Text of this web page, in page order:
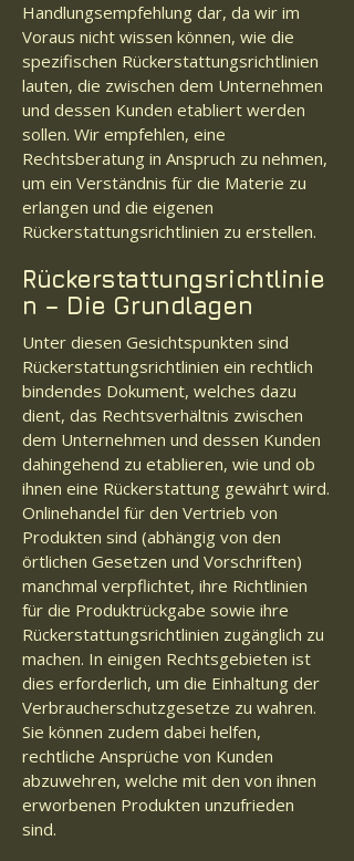
Handlungsempfehlung dar, da wir im
Voraus nicht wissen können, wie die
spezifischen Rückerstattungsrichtlinien
lauten, die zwischen dem Unternehmen
und dessen Kunden etabliert werden
sollen. Wir empfehlen, eine
Rechtsberatung in Anspruch zu nehmen,
um ein Verständnis für die Materie zu
erlangen und die eigenen
Rückerstattungsrichtlinien zu erstellen.
Rückerstattungsrichtlinie
n – Die Grundlagen
Unter diesen Gesichtspunkten sind
Rückerstattungsrichtlinien ein rechtlich
bindendes Dokument, welches dazu
dient, das Rechtsverhältnis zwischen
dem Unternehmen und dessen Kunden
dahingehend zu etablieren, wie und ob
ihnen eine Rückerstattung gewährt wird.
Onlinehandel für den Vertrieb von
Produkten sind (abhängig von den
örtlichen Gesetzen und Vorschriften)
manchmal verpflichtet, ihre Richtlinien
für die Produktrückgabe sowie ihre
Rückerstattungsrichtlinien zugänglich zu
machen. In einigen Rechtsgebieten ist
dies erforderlich, um die Einhaltung der
Verbraucherschutzgesetze zu wahren.
Sie können zudem dabei helfen,
rechtliche Ansprüche von Kunden
abzuwehren, welche mit den von ihnen
erworbenen Produkten unzufrieden
sind.